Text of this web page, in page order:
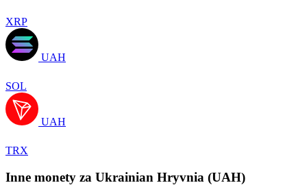
XRP
UAH
SOL
UAH
TRX
Inne monety za Ukrainian Hryvnia (UAH)